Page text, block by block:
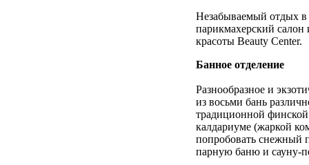
Незабываемый отдых в
парикмахерский салон
красоты Beauty Center.
Банное отделение
Разнообразное и
из восьми бань
традиционной
калдариуме (жаркой
попробовать снежный
парную баню и сауну-